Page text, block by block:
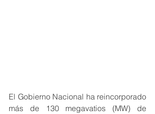
El Gobierno Nacional ha reincorporado
más de 130 megavatios (MW) de